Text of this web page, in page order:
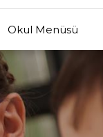
Okul Menüsü